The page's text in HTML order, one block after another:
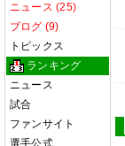
ニュース (25)
ブログ (9)
トピックス
ランキング
ニュース
試合
ファンサイト
選手公式